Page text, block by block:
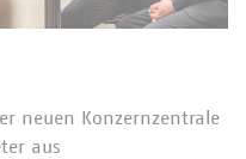
neuen Konzernzentrale
aus